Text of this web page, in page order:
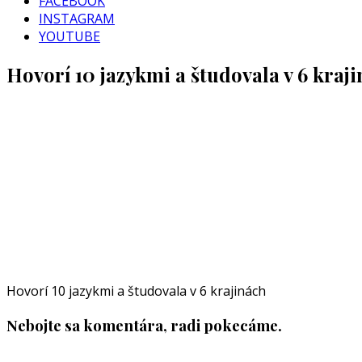
INSTAGRAM
YOUTUBE
Hovorí 10 jazykmi a študovala v 6
Hovorí 10 jazykmi a študovala v 6 krajinách
Nebojte sa komentára, radi pokecáme.